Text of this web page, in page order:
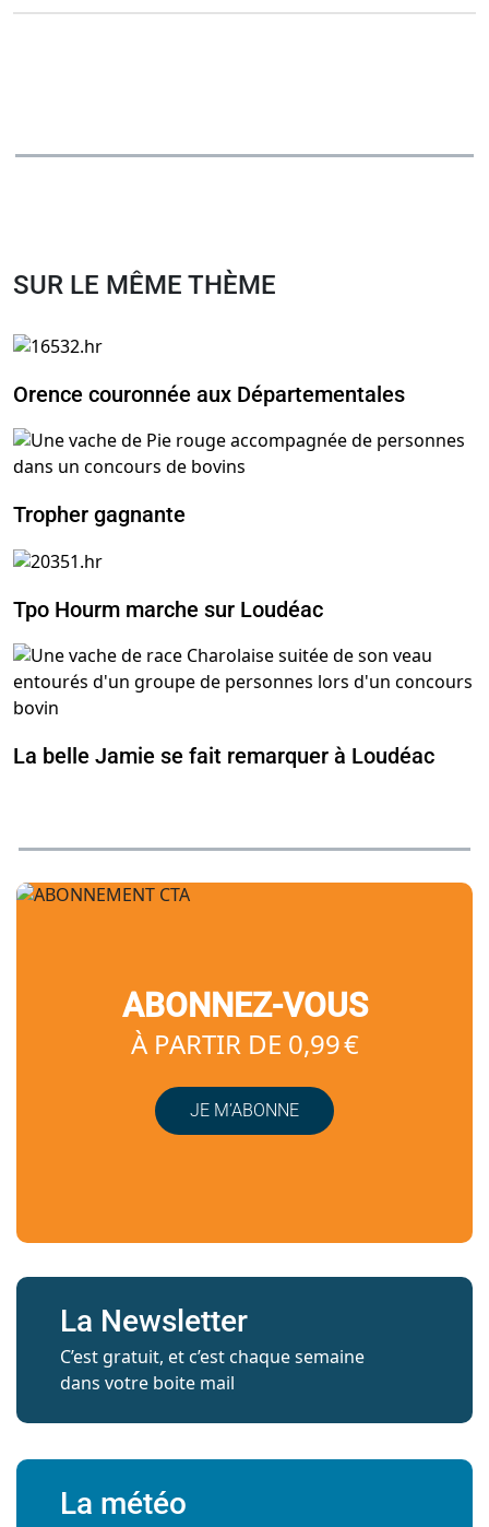
SUR LE MÊME THÈME
Orence couronnée aux Départementales
Tropher gagnante
Tpo Hourm marche sur Loudéac
La belle Jamie se fait remarquer à Loudéac
ABONNEZ-VOUS
À PARTIR DE 0,99 €
JE M’ABONNE
La Newsletter
C’est gratuit, et c’est chaque semaine
dans votre boite mail
La météo